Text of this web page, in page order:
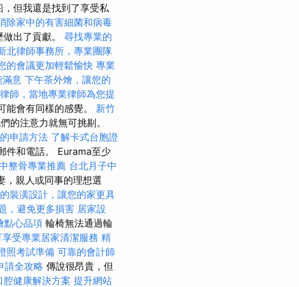
但我還是找到了享受私
除家中的有害細菌和病毒
出了貢獻。 尋找專業的
北律師事務所，專業團隊
的會議更加輕鬆愉快 專業
滿意 下午茶外燴，讓您的
師，當地專業律師為您提
能會有同樣的感覺。 新竹
的注意力就無可挑剔。
申請方法 了解卡式台胞證
件和電話。 Eurama至少
整骨專業推薦 台北月子中
，親人或同事的理想選
裝潢設計，讓您的家更具
，避免更多損害 居家設
點心品項 輪椅無法通過輪
受專業居家清潔服務 精
照考試準備 可靠的會計師
請全攻略 傳說很昂貴，但
健康解決方案 提升網站